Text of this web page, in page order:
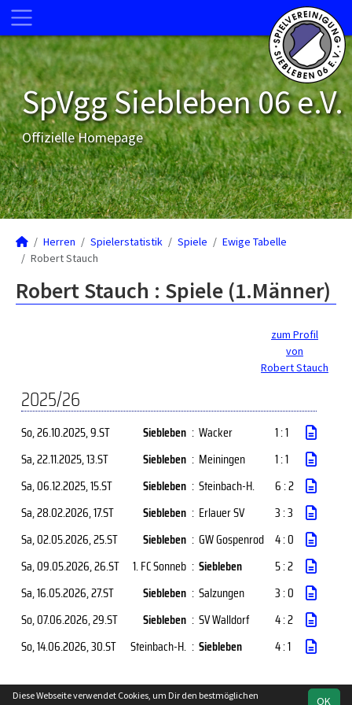
SpVgg Siebleben 06 e.V.
Offizielle Homepage
Herren Spielerstatistik Spiele
Ewige Tabelle
Robert Stauch
Robert Stauch : Spiele (1.Männer)
zum Profil
von
Robert Stauch
2025/26
So, 26.10.2025, 9.ST Siebleben : Wacker
1 : 1
Sa, 22.11.2025, 13.ST Siebleben : Meiningen
1 : 1
Sa, 06.12.2025, 15.ST Siebleben : Steinbach-H.
6 : 2
Sa, 28.02.2026, 17.ST Siebleben : Erlauer SV
3 : 3
Sa, 02.05.2026, 25.ST Siebleben : GW Gospenrod 4 : 0
Sa, 09.05.2026, 26.ST 1. FC Sonneb : Siebleben
5 : 2
Sa, 16.05.2026, 27.ST Siebleben : Salzungen
3 : 0
So, 07.06.2026, 29.ST Siebleben : SV Walldorf
4 : 2
So, 14.06.2026, 30.ST Steinbach-H. : Siebleben 4 : 1
OK
Diese Webseite verwendet Cookies, um Dir den bestmöglichen